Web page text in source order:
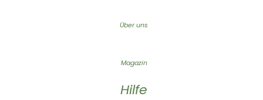
Über uns
Magazin
Hilfe